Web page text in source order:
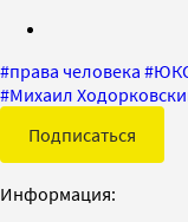
#права человека #
#Михаил
Подписаться
Информация: